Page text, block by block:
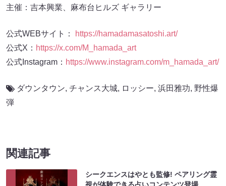
主催：吉本興業、麻布台ヒルズ ギャラリー
公式WEBサイト：
https://hamadamasatoshi.art/
公式X： https://x.com/M_hamada_art
公式Instagram： https://www.instagram.com/m_hamada_art/
ダウンタウン, チャンス大城, ロッシー, 浜田雅功, 野性爆
弾
関連記事
シークエンスはやとも監修! ペアリング霊